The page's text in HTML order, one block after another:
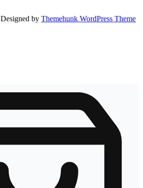
Designed by Themehunk WordPress Theme